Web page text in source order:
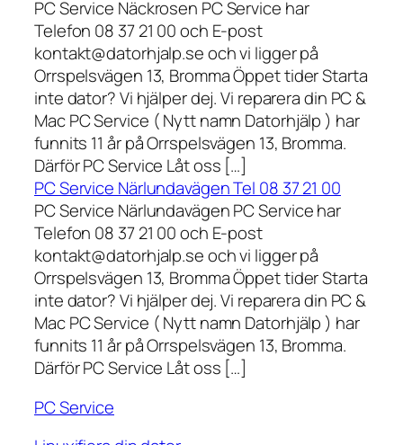
PC Service Näckrosen PC Service har
Telefon 08 37 21 00 och E-post
kontakt@datorhjalp.se och vi ligger på
Orrspelsvägen 13, Bromma Öppet tider Starta
inte dator? Vi hjälper dej. Vi reparera din PC &
Mac PC Service ( Nytt namn Datorhjälp ) har
funnits 11 år på Orrspelsvägen 13, Bromma.
Därför PC Service Låt oss […]
PC Service Närlundavägen Tel 08 37 21 00
PC Service Närlundavägen PC Service har
Telefon 08 37 21 00 och E-post
kontakt@datorhjalp.se och vi ligger på
Orrspelsvägen 13, Bromma Öppet tider Starta
inte dator? Vi hjälper dej. Vi reparera din PC &
Mac PC Service ( Nytt namn Datorhjälp ) har
funnits 11 år på Orrspelsvägen 13, Bromma.
Därför PC Service Låt oss […]
PC Service